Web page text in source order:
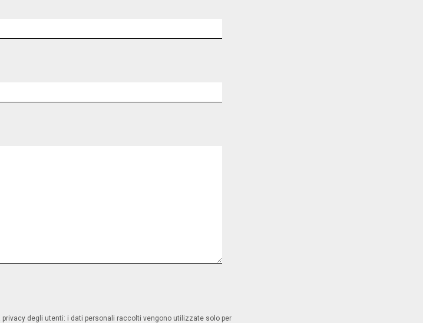
privacy degli utenti: i dati personali raccolti vengono utilizzate solo per